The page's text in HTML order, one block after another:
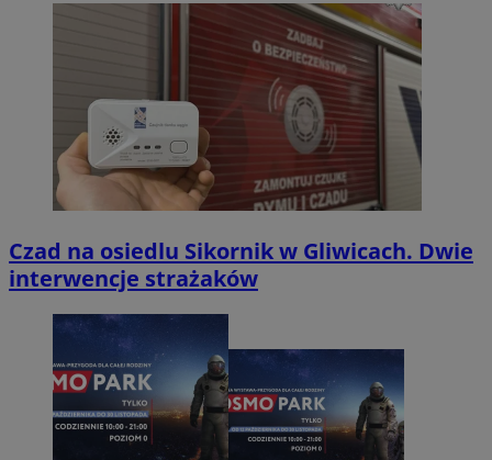
Czad na osiedlu Sikornik w Gliwicach. Dwie
interwencje strażaków